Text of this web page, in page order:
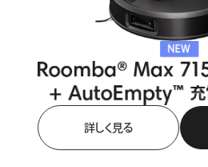
詳しく見る